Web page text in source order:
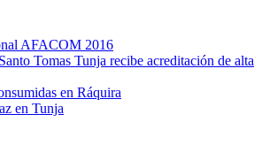
AFACOM 2016
Tomas Tunja recibe acreditación de alta
en Ráquira
en Tunja